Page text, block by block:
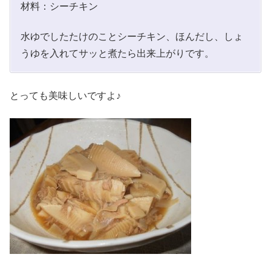
材料：シーチキン
水ゆでしたたけのことシーチキン、ほんだし、しょ
うゆを入れてサッと煮たら出来上がりです。
とっても美味しいですよ♪